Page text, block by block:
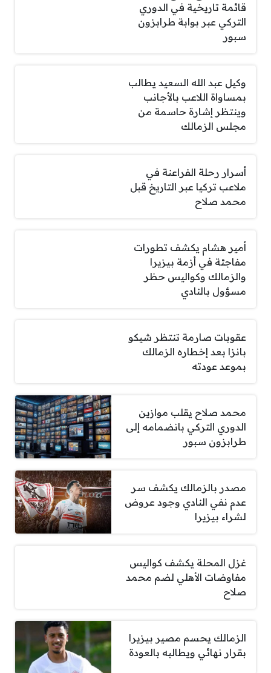
قائمة تاريخية في الدوري
التركي عبر بوابة طرابزون
سبور
وكيل عبد الله السعيد يطالب
بمساواة اللاعب بالأجانب
وينتظر إشارة حاسمة من
مجلس الزمالك
أسرار رحلة الفراعنة في
ملاعب تركيا عبر التاريخ قبل
محمد صلاح
أمير هشام يكشف تطورات
مفاجئة في أزمة بيزيرا
والزمالك وكواليس حظر
مسؤول بالنادي
عقوبات صارمة تنتظر شيكو
بانزا بعد إخطاره الزمالك
بموعد عودته
محمد صلاح يقلب موازين
الدوري التركي بانضمامه إلى
طرابزون سبور
مصدر بالزمالك يكشف سر
عدم نفي النادي وجود عروض
لشراء بيزيرا
غزل المحلة يكشف كواليس
مفاوضات الأهلي لضم محمد
صلاح
الزمالك يحسم مصير بيزيرا
بقرار نهائي ويطالبه بالعودة